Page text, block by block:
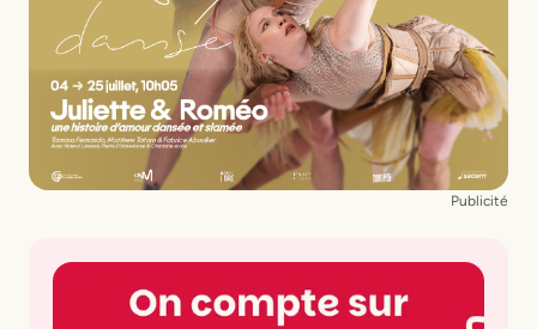
Publicité